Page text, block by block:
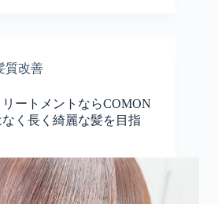
質改善
リートメントならCOMON
く長く綺麗な髪を目指